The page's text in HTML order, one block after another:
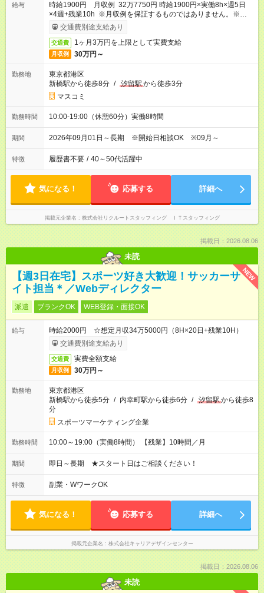
給与
時給1900円 月収例 32万7750円 時給1900円×実働8h×週5日
×4週+残業10h ※月収例を保証するものではありません。※給与
即受取りサービス利用可（利用条件有）
交通費別途支給あり
交通費 1ヶ月3万円を上限として実費支給
月収例 30万円～
勤務地
東京都港区
新橋駅から徒歩8分 / 汐留駅から徒歩3分
マスコミ
勤務時間 10:00-19:00（休憩60分）実働8時間
期間 2026年09月01日～長期 ※開始日相談OK ※09月～
特徴 履歴書不要 / 40～50代活躍中
気になる！ 応募する 詳細へ
掲載元企業名 株式会社リクルートスタッフィング ＩＴスタッフィング
掲載日：2026.08.06
未読
NEW
【週3日在宅】スポーツ好き大歓迎！サッカーサ
イト担当＊／Webディレクター
派遣 ブランクOK WEB登録・面接OK
給与
時給2000円 ☆想定月収34万5000円（8H×20日+残業10H）
交通費別途支給あり
交通費 実費全額支給
月収例 30万円～
勤務地
東京都港区
新橋駅から徒歩5分 / 内幸町駅から徒歩6分 / 汐留駅から徒歩8
分
スポーツマーケティング企業
勤務時間 10:00～19:00（実働8時間） 【残業】10時間／月
期間 即日～長期 ★スタート日はご相談ください！
特徴 副業・WワークOK
気になる！ 応募する 詳細へ
掲載元企業名 株式会社キャリアデザインセンター
掲載日：2026.08.06
未読